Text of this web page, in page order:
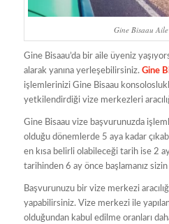
Gine Bisaau
Gine Bisaau’da bir aile üyeniz
alarak yanına yerleşebilirsiniz. Gine
işlemlerinizi Gine Bisaau
yetkilendirdiği vize merkezleri
Gine Bisaau vize başvurunuzda
olduğu dönemlerde 5 aya kadar
en kısa belirli olabileceği tarih ise 2
tarihinden 6 ay önce başlamanız sizin
Başvurunuzu bir vize merkezi
yapabilirsiniz. Vize merkezi ile
olduğundan kabul edilme oranları